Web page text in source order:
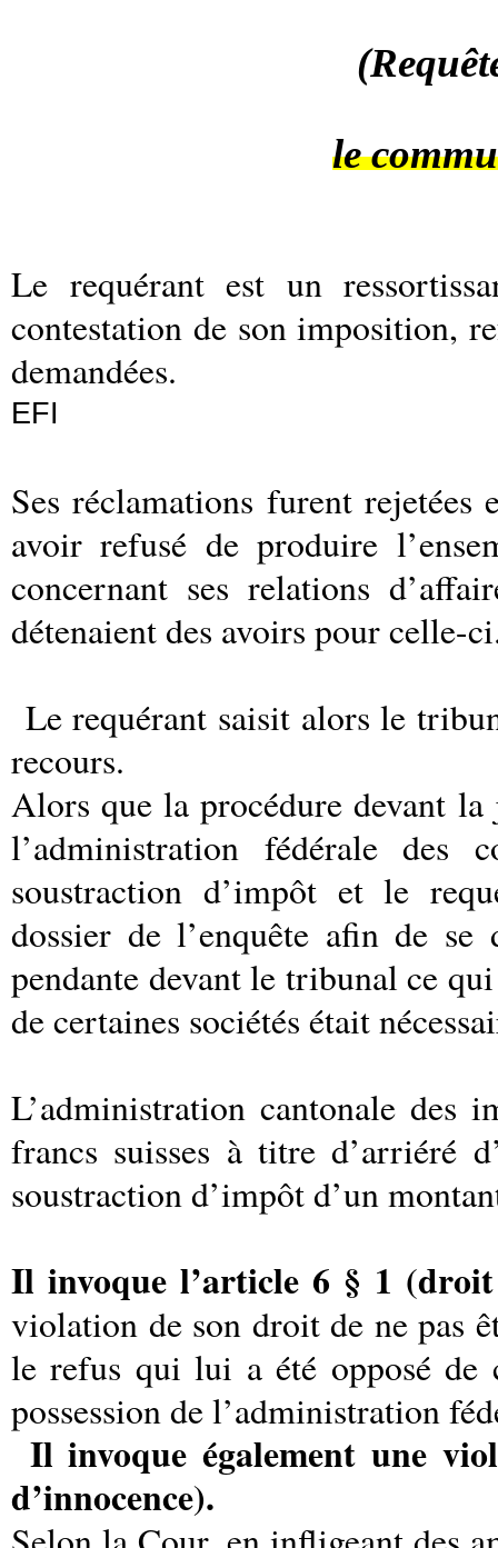
le
Le requérant est un
contestation de son imposition,
demandées.
EFI
Ses réclamations furent
avoir refusé de produire
concernant ses relations
détenaient des avoirs pour celle-
Le requérant saisit alors le
recours.
Alors que la procédure devant
l’administration fédérale des
soustraction d’impôt et le
dossier de l’enquête afin de
pendante devant le tribunal ce
de certaines sociétés était
L’administration cantonale des
francs suisses à titre d’arriéré
soustraction d’impôt d’un
Il invoque l’article 6 § 1
violation de son droit de ne pas
le refus qui lui a été opposé de
possession de l’administration
Il invoque également une
d’innocence).